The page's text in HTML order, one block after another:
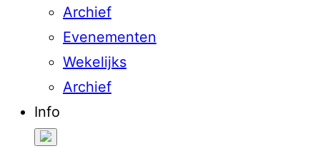
Archief
Evenementen
Wekelijks
Archief
Info